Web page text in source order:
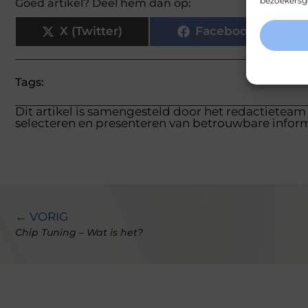
Goed artikel? Deel hem dan op:
X (Twitter) Facebook
Tags:
Dit artikel is samengesteld door het
selecteren en presenteren van betrouwbare
← VORIG
Chip Tuning – Wat is het?